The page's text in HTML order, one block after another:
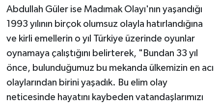
Abdullah Güler ise Madımak Olayı'nın yaşandığı
1993 yılının birçok olumsuz olayla hatırlandığına
ve kirli emellerin o yıl Türkiye üzerinde oyunlar
oynamaya çalıştığını belirterek, "Bundan 33 yıl
önce, bulunduğumuz bu mekanda ülkemizin en acı
olaylarından birini yaşadık. Bu elim olay
neticesinde hayatını kaybeden vatandaşlarımızı